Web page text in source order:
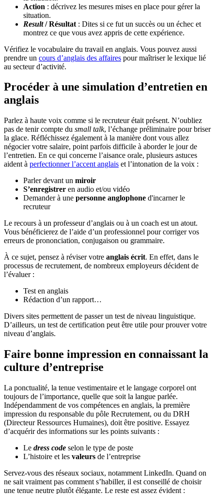
Action : décrivez les mesures mises en place pour gérer la
situation.
Result/ Résultat : Dites si ce fut un succès ou un échec et
montrez ce que vous avez appris de cette expérience.
Vérifiez le vocabulaire du travail en anglais. Vous pouvez aussi
prendre un cours d’anglais des affaires pour maîtriser le lexique lié
au secteur d’activité.
Procéder à une simulation d’entretien en
anglais
Parlez à haute voix comme si le recruteur était présent. N’oubliez
pas de tenir compte du small talk, l’échange préliminaire pour briser
la glace. Réfléchissez également à la manière dont vous allez
négocier votre salaire, point parfois difficile à aborder le jour de
l’entretien. En ce qui concerne l’aisance orale, plusieurs astuces
aident à perfectionner l’accent anglais et l’intonation de la voix :
Parler devant un miroir
S’enregistrer en audio et/ou vidéo
Demander à une personne anglophone d'incarner le
recruteur
Le recours à un professeur d’anglais ou à un coach est un atout.
Vous bénéficierez de l’aide d’un professionnel pour corriger vos
erreurs de prononciation, conjugaison ou grammaire.
À ce sujet, pensez à réviser votre anglais écrit. En effet, dans le
processus de recrutement, de nombreux employeurs décident de
l’évaluer :
Test en anglais
Rédaction d’un rapport…
Divers sites permettent de passer un test de niveau linguistique.
D’ailleurs, un test de certification peut être utile pour prouver votre
niveau d’anglais.
Faire bonne impression en connaissant la
culture d’entreprise
La ponctualité, la tenue vestimentaire et le langage corporel ont
toujours de l’importance, quelle que soit la langue parlée.
Indépendamment de vos compétences en anglais, la première
impression du responsable du pôle Recrutement, ou du DRH
(Directeur Ressources Humaines), doit être positive. Essayez
d’acquérir des informations sur les points suivants :
Le dress code selon le type de poste
L’histoire et les valeurs de l’entreprise
Servez-vous des réseaux sociaux, notamment LinkedIn. Quand on
ne sait vraiment pas comment s’habiller, il est conseillé de choisir
une tenue neutre plutôt élégante. Le reste est assez évident :